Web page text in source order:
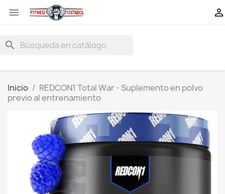
 
search
Inicio
REDCON1 Total War - Suplemento en polvo
previo al entrenamiento